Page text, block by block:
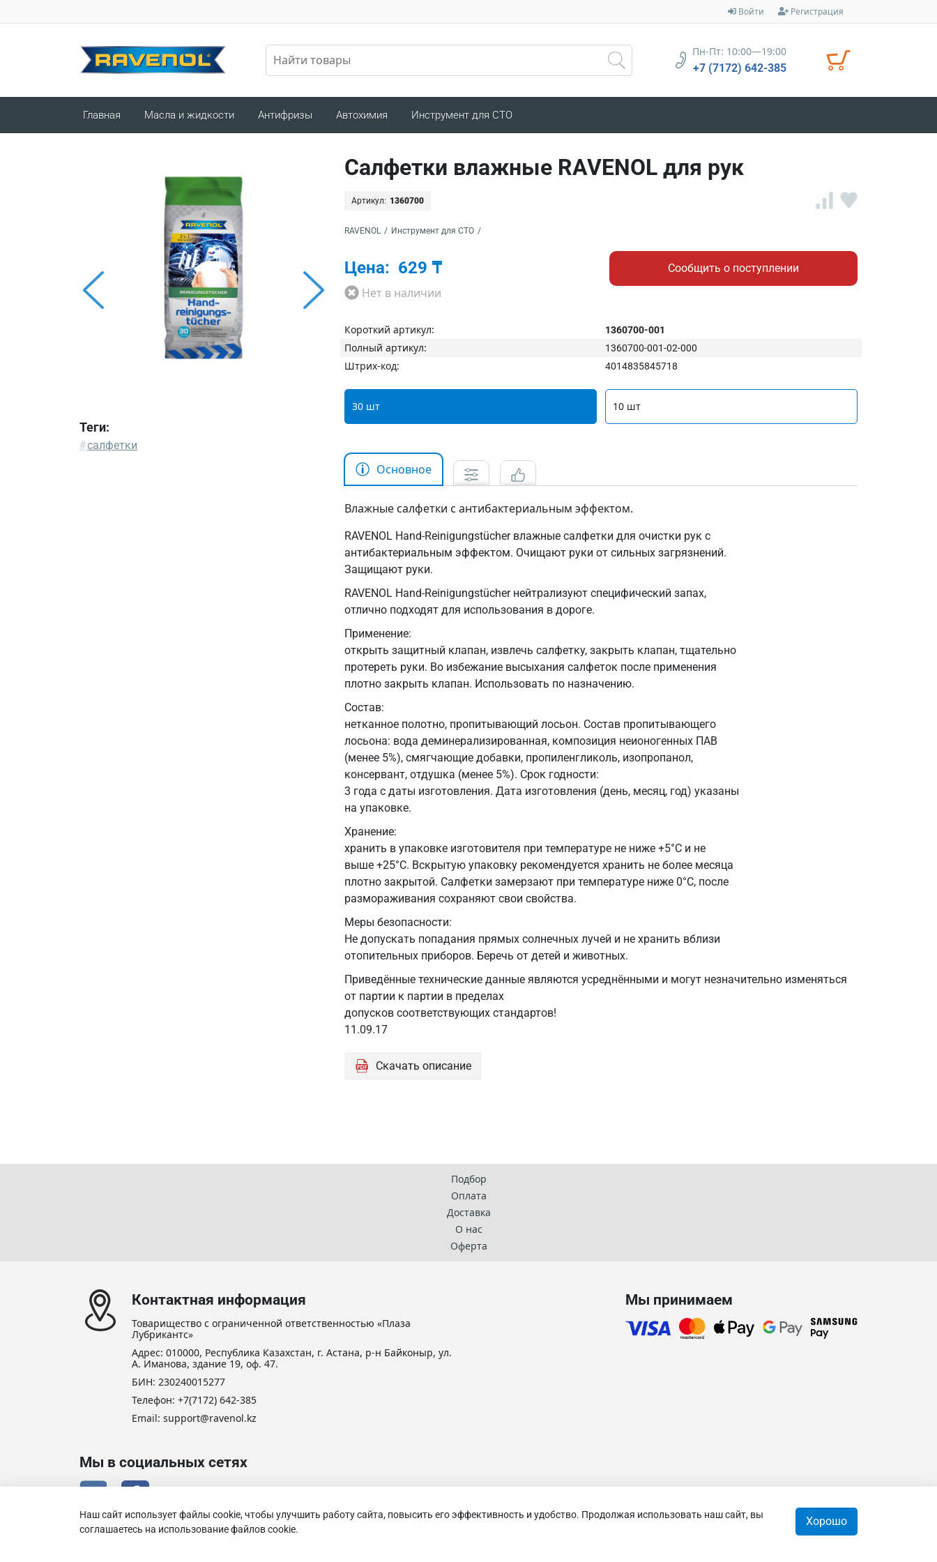
Войти Регистрация
Пн-Пт: 10:00—19:00
+7 (7172) 642-385
Главная Масла и жидкости Антифризы Автохимия Инструмент для СТО
Теги:
#салфетки
Салфетки влажные RAVENOL для рук
Артикул: 1360700
RAVENOL / Инструмент для СТО /
Цена: 629 ₸
Нет в наличии
Сообщить о поступлении
30 шт 10 шт
Короткий артикул: 1360700-001
Полный артикул: 1360700-001-02-000
Штрих-код: 4014835845718
Основное
Влажные салфетки с антибактериальным эффектом.
RAVENOL Hand-Reinigungstücher влажные салфетки для очистки рук с
антибактериальным эффектом. Очищают руки от сильных загрязнений.
Защищают руки.
RAVENOL Hand-Reinigungstücher нейтрализуют специфический запах,
отлично подходят для использования в дороге.
Применение:
открыть защитный клапан, извлечь салфетку, закрыть клапан, тщательно
протереть руки. Во избежание высыхания салфеток после применения
плотно закрыть клапан. Использовать по назначению.
Состав:
нетканное полотно, пропитывающий лосьон. Состав пропитывающего
лосьона: вода деминерализированная, композиция неионогенных ПАВ
(менее 5%), смягчающие добавки, пропиленгликоль, изопропанол,
консервант, отдушка (менее 5%). Срок годности:
3 года с даты изготовления. Дата изготовления (день, месяц, год) указаны
на упаковке.
Хранение:
хранить в упаковке изготовителя при температуре не ниже +5°С и не
выше +25°С. Вскрытую упаковку рекомендуется хранить не более месяца
плотно закрытой. Салфетки замерзают при температуре ниже 0°С, после
размораживания сохраняют свои свойства.
Меры безопасности:
Не допускать попадания прямых солнечных лучей и не хранить вблизи
отопительных приборов. Беречь от детей и животных.
Приведённые технические данные являются усреднёнными и могут незначительно изменяться
от партии к партии в пределах
допусков соответствующих стандартов!
11.09.17
Скачать описание
Подбор
Оплата
Доставка
О нас
Оферта
Контактная информация
Товарищество с ограниченной ответственностью «Плаза
Лубрикантс»
Адрес: 010000, Республика Казахстан, г. Астана, р-н Байконыр, ул.
А. Иманова, здание 19, оф. 47.
БИН: 230240015277
Телефон: +7(7172) 642-385
Email: support@ravenol.kz
Мы принимаем
Мы в социальных сетях
Наш сайт использует файлы cookie, чтобы улучшить работу сайта, повысить его эффективность и удобство. Продолжая использовать наш сайт, вы
соглашаетесь на использование файлов cookie.
Хорошо